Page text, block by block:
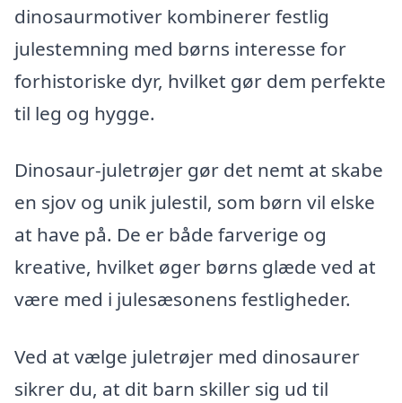
dinosaurmotiver kombinerer festlig
julestemning med børns interesse for
forhistoriske dyr, hvilket gør dem perfekte
til leg og hygge.
Dinosaur-juletrøjer gør det nemt at skabe
en sjov og unik julestil, som børn vil elske
at have på. De er både farverige og
kreative, hvilket øger børns glæde ved at
være med i julesæsonens festligheder.
Ved at vælge juletrøjer med dinosaurer
sikrer du, at dit barn skiller sig ud til